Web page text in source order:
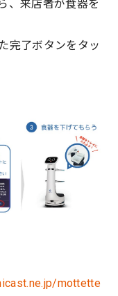
、来店者が食器を
完了ボタンをタッ
mottette